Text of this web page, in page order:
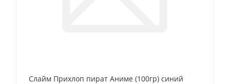
Слайм Прихлоп пират Аниме (100гр) синий